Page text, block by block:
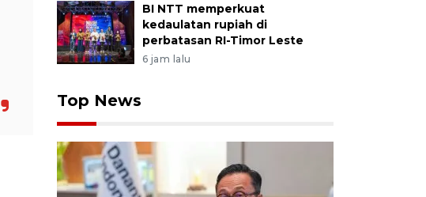
BI NTT memperkuat
kedaulatan rupiah di
perbatasan RI-Timor Leste
6 jam lalu
Top News